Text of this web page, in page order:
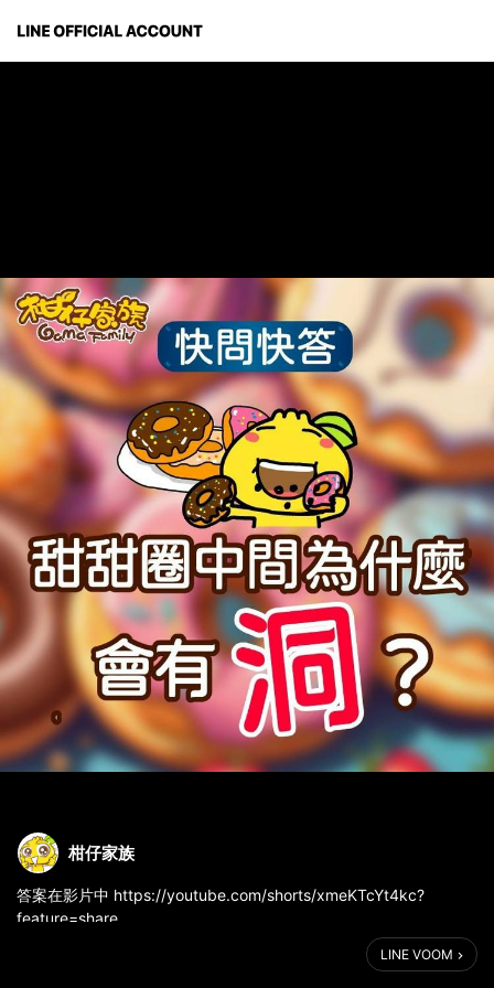
柑仔家族
答案在影片中 https://youtube.com/shorts/xmeKTcYt4kc?
feature=share
LINE VOOM